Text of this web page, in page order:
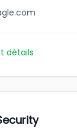
détails